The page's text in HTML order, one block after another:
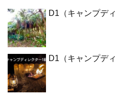
D1（キャンプデ
D1（キャンプデ